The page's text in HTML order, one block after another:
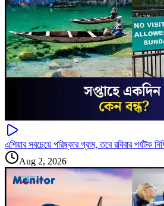
এশিয়ার সবচেয়ে পরিষ্কার গ্রাম, তবে রবিবার পর্যটক
Aug 2, 2026